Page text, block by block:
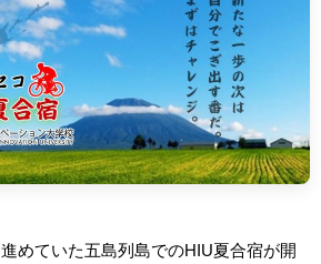
めていた五島列島でのHIU夏合宿が開